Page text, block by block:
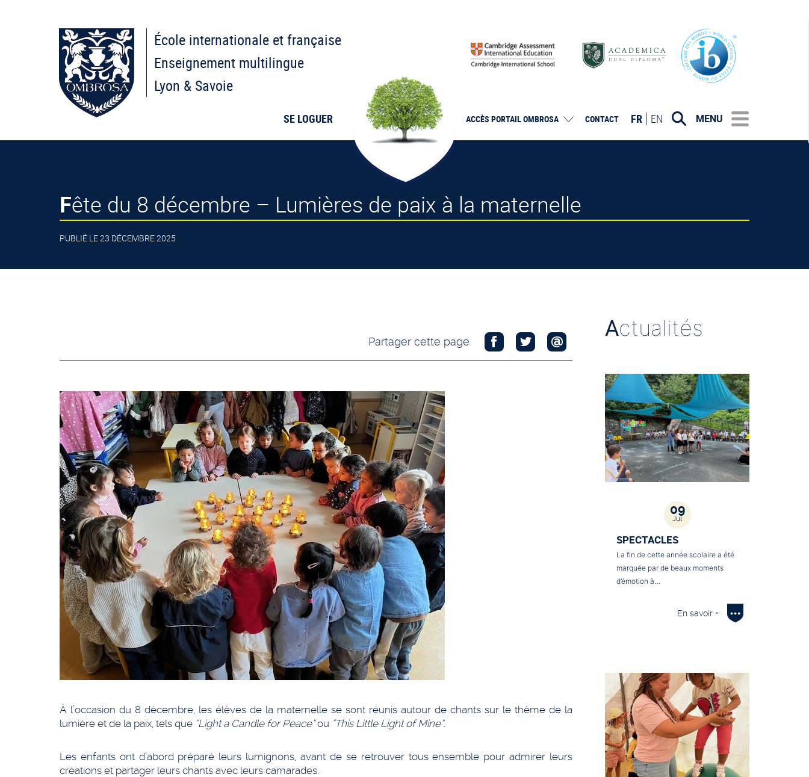
École internationale et française
Enseignement multilingue
Lyon & Savoie
SE LOGUER ACCÈS PORTAILOMBROSA CONTACT FR EN MENU
Fête du 8 décembre – Lumières de paix à la maternelle
PUBLIÉ LE 23 DÉCEMBRE 2025
Partager cette page
À l’occasion du 8 décembre, les élèves de la maternelle se sont réunis autour de chants sur le thème de la
lumière et de la paix, tels que “Light a Candle for Peace”ou “This Little Light of Mine”.
Les enfants ont d’abord préparé leurs lumignons, avant de se retrouver tous ensemble pour admirer leurs
créations et partager leurs chants avec leurs camarades.
Actualités
09
Jul
SPECTACLES
La fin de cette année scolaire a été
marquée par de beaux moments
d’émotion à…
En savoir +